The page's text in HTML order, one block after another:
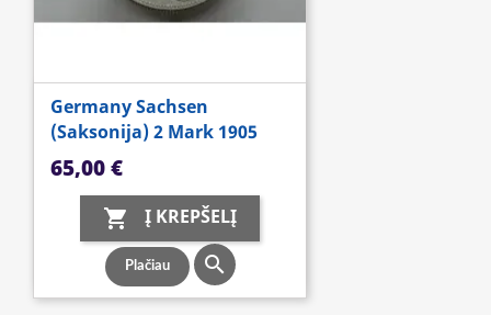
Germany Sachsen
(Saksonija) 2 Mark 1905
Kaina
65,00 €
 Į KREPŠELĮ
Plačiau 